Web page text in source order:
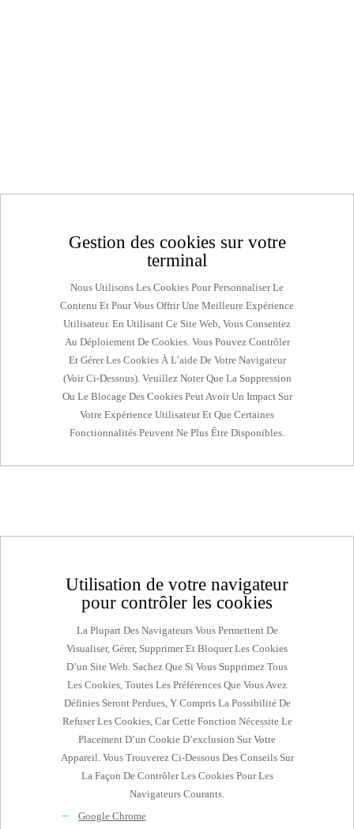
Gestion des cookies sur votre
terminal
Nous Utilisons Les Cookies Pour Personnaliser Le
Contenu Et Pour Vous Offrir Une Meilleure Expérience
Utilisateur. En Utilisant Ce Site Web, Vous Consentez
Au Déploiement De Cookies. Vous Pouvez Contrôler
Et Gérer Les Cookies À L’aide De Votre Navigateur
(voir Ci-Dessous). Veuillez Noter Que La Suppression
Ou Le Blocage Des Cookies Peut Avoir Un Impact Sur
Votre Expérience Utilisateur Et Que Certaines
Fonctionnalités Peuvent Ne Plus Être Disponibles.
Utilisation de votre navigateur
pour contrôler les cookies
La Plupart Des Navigateurs Vous Permettent De
Visualiser, Gérer, Supprimer Et Bloquer Les Cookies
D’un Site Web. Sachez Que Si Vous Supprimez Tous
Les Cookies, Toutes Les Préférences Que Vous Avez
Définies Seront Perdues, Y Compris La Possibilité De
Refuser Les Cookies, Car Cette Fonction Nécessite Le
Placement D’un Cookie D’exclusion Sur Votre
Appareil. Vous Trouverez Ci-Dessous Des Conseils Sur
La Façon De Contrôler Les Cookies Pour Les
Navigateurs Courants.
Google Chrome